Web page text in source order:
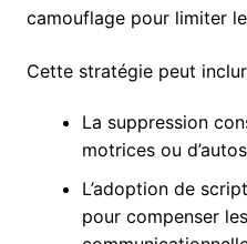
camouflage pour limiter
Cette stratégie peut
La suppression
motrices ou
L’adoption de
pour compenser